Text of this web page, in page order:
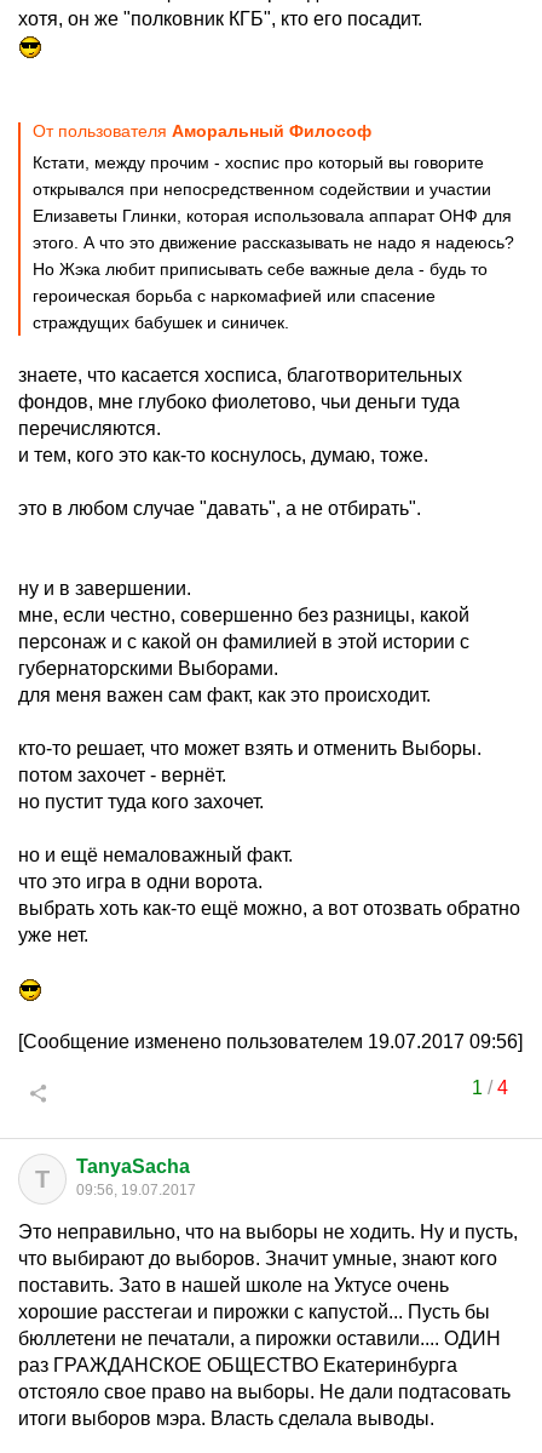
хотя, он же "полковник КГБ", кто его посадит.
От пользователя Аморальный Философ
Кстати, между прочим - хоспис про который вы говорите
открывался при непосредственном содействии и участии
Елизаветы Глинки, которая использовала аппарат ОНФ для
этого. А что это движение рассказывать не надо я надеюсь?
Но Жэка любит приписывать себе важные дела - будь то
героическая борьба с наркомафией или спасение
страждущих бабушек и синичек.
знаете, что касается хосписа, благотворительных
фондов, мне глубоко фиолетово, чьи деньги туда
перечисляются.
и тем, кого это как-то коснулось, думаю, тоже.
это в любом случае "давать", а не отбирать".
ну и в завершении.
мне, если честно, совершенно без разницы, какой
персонаж и с какой он фамилией в этой истории с
губернаторскими Выборами.
для меня важен сам факт, как это происходит.
кто-то решает, что может взять и отменить Выборы.
потом захочет - вернёт.
но пустит туда кого захочет.
но и ещё немаловажный факт.
что это игра в одни ворота.
выбрать хоть как-то ещё можно, а вот отозвать обратно
уже нет.
[Сообщение изменено пользователем 19.07.2017 09:56]
1 /4
T TanyaSacha
09:56, 19.07.2017
Это неправильно, что на выборы не ходить. Ну и пусть,
что выбирают до выборов. Значит умные, знают кого
поставить. Зато в нашей школе на Уктусе очень
хорошие расстегаи и пирожки с капустой... Пусть бы
бюллетени не печатали, а пирожки оставили.... ОДИН
раз ГРАЖДАНСКОЕ ОБЩЕСТВО Екатеринбурга
отстояло свое право на выборы. Не дали подтасовать
итоги выборов мэра. Власть сделала выводы.